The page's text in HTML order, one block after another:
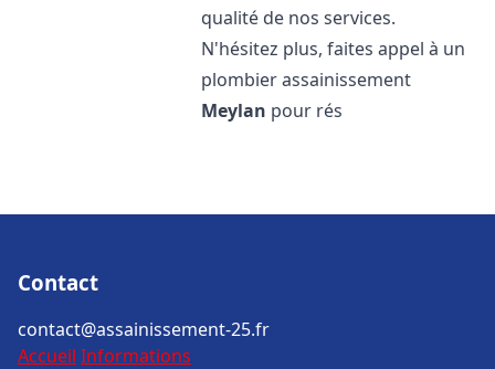
qualité de nos services.
N'hésitez plus, faites appel à un
plombier assainissement
Meylan pour rés
Contact
contact@assainissement-25.fr
Accueil Informations